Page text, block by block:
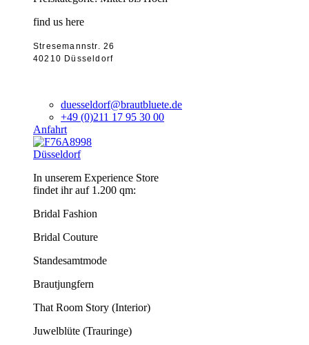
find us here
Stresemannstr. 26
40210 Düsseldorf
duesseldorf@brautbluete.de
+49 (0)211 17 95 30 00
Anfahrt
Düsseldorf
In unserem Experience Store
findet ihr auf 1.200 qm:
Bridal Fashion
Bridal Couture
Standesamtmode
Brautjungfern
That Room Story (Interior)
Juwelblüte (Trauringe)